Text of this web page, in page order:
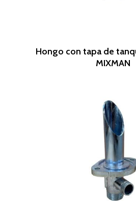
Leer Más
Hongo con tapa de
MIXMAN